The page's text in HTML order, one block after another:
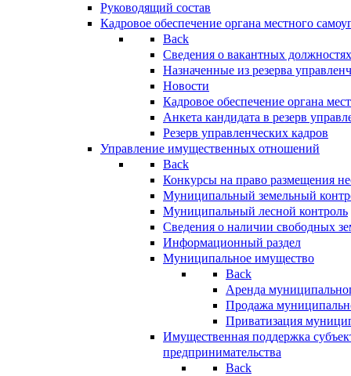
Руководящий состав
Кадровое обеспечение органа местного
Back
Сведения о вакантных
Назначенные из резерва
Новости
Кадровое обеспечение органа
Анкета кандидата в резерв
Резерв управленческих кадров
Управление имущественных отношений
Back
Конкурсы на право размещения
Муниципальный земельный
Муниципальный лесной контроль
Сведения о наличии свободных
Информационный раздел
Муниципальное имущество
Back
Аренда
Продажа
Приватизация
Имущественная поддержка
предпринимательства
Back